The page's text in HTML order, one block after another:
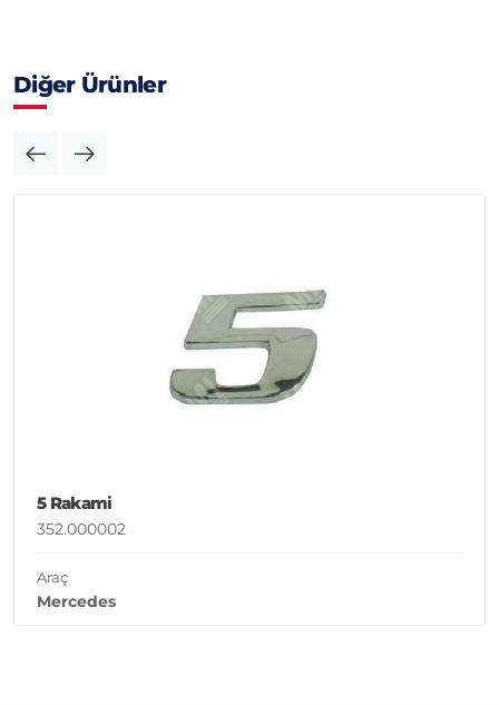
Diğer Ürünler
5 Rakami
352.000002
Araç
Mercedes